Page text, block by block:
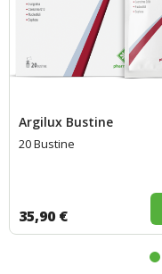
Argilux Bustine
20 Bustine
35,90 €